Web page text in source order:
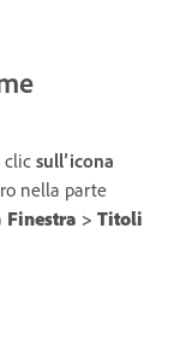
clic sull’icona
nella parte
Finestra > Titoli